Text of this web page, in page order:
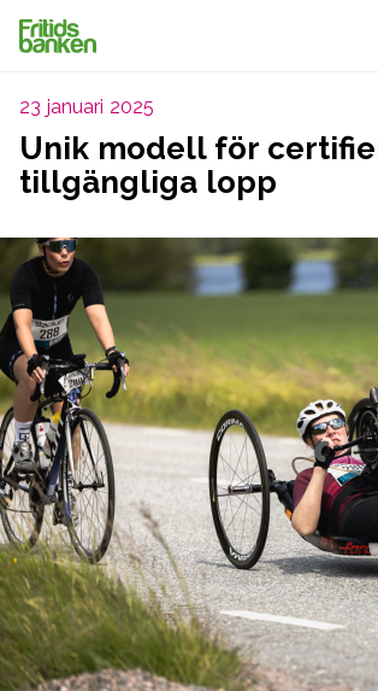
23 januari 2025
Unik modell för
tillgängliga lopp